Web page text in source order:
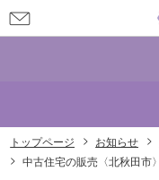
問
せ
トップページ お知らせ
中古住宅の販売〈北秋田市〉